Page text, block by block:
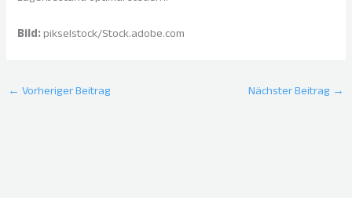
Bild:pikselstock/Stock.adobe.com
← Vorheriger Beitrag Nächster Beitrag →